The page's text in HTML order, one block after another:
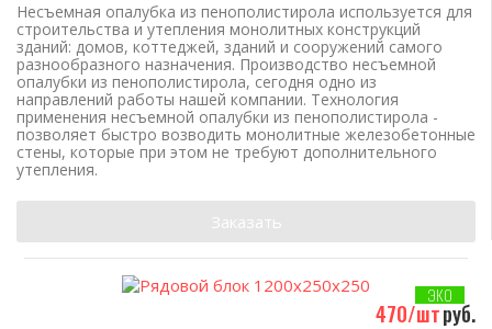
Несъемная опалубка из пенополистирола используется для
строительства и утепления монолитных конструкций
зданий: домов, коттеджей, зданий и сооружений самого
разнообразного назначения. Производство несъемной
опалубки из пенополистирола, сегодня одно из
направлений работы нашей компании. Технология
применения несъемной опалубки из пенополистирола -
позволяет быстро возводить монолитные железобетонные
стены, которые при этом не требуют дополнительного
утепления.
Заказать
ЭКО
470/штруб.